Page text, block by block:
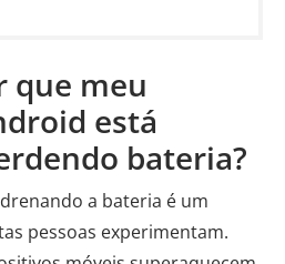
que meu
está
bateria?
a bateria é um
pessoas experimentam.